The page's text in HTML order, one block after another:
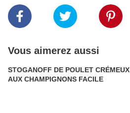
Vous aimerez aussi
STOGANOFF DE POULET CRÉMEUX
AUX CHAMPIGNONS FACILE